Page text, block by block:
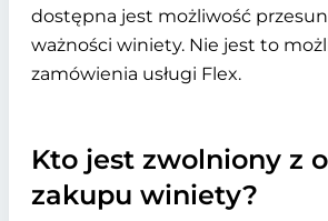
dostępna jest możliwość
ważności winiety. Nie jest to
zamówienia usługi Flex.
Kto jest zwolniony z
zakupu winiety?